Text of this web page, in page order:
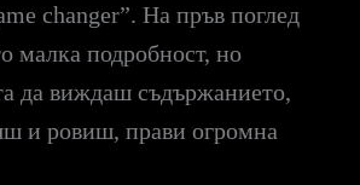
changer”. На пръв поглед
малка подробност, но
да виждаш съдържанието,
и ровиш, прави огромна